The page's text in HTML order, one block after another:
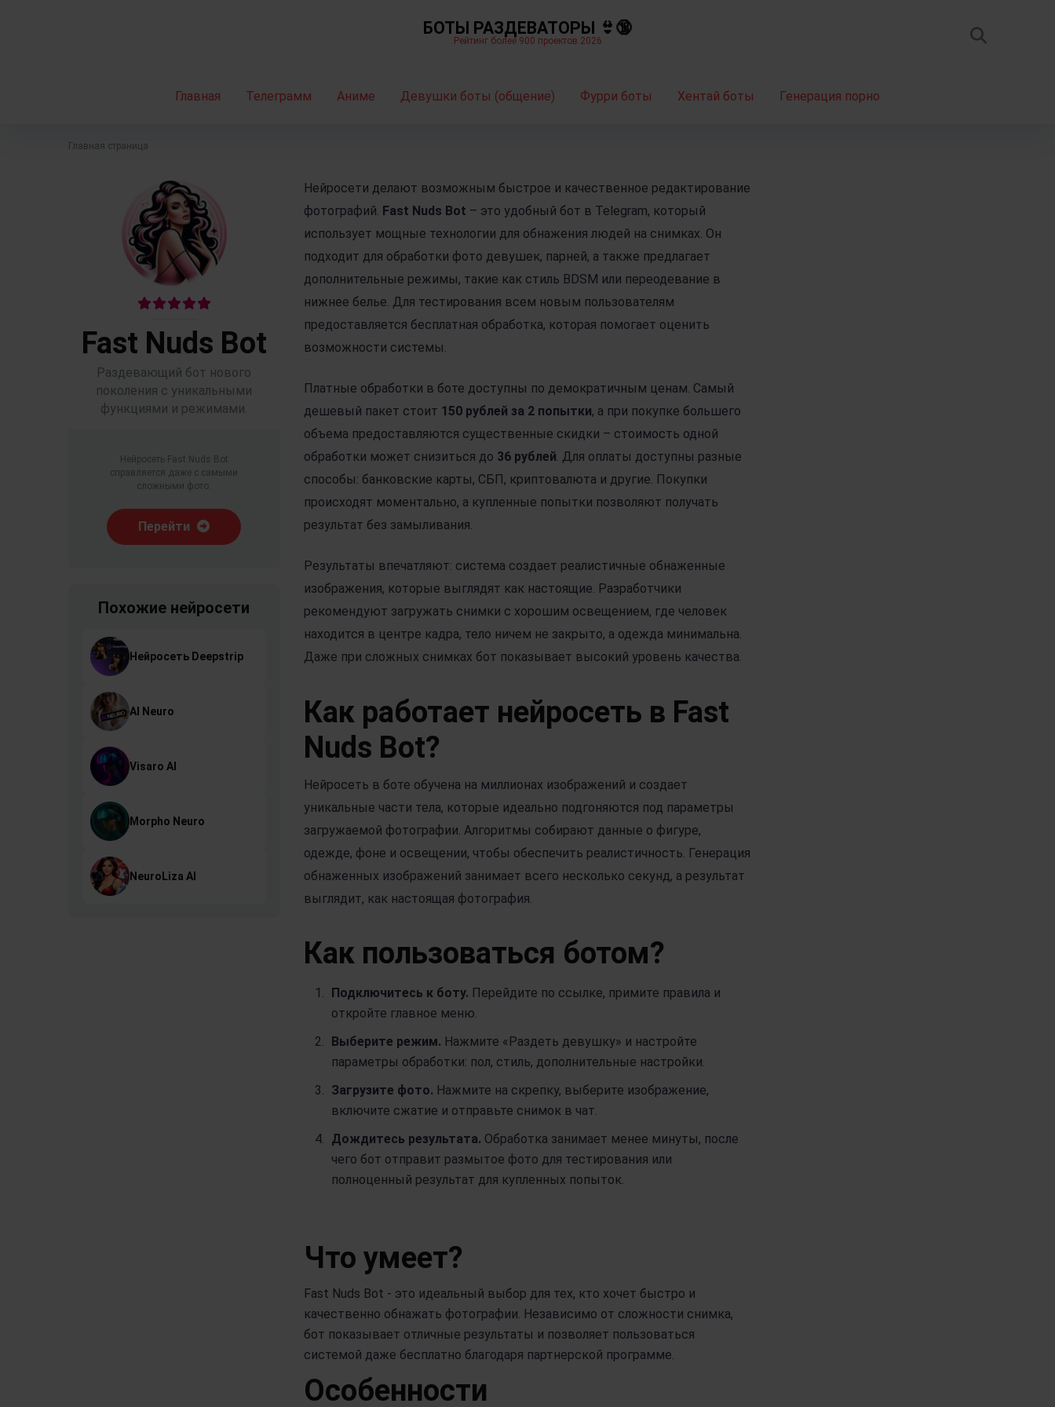
БОТЫ РАЗДЕВАТОРЫ 👙🔞
Рейтинг более 900 проектов 2026
Главная Телеграмм Аниме Девушки боты (общение) Фурри боты Хентай боты Генерация порно
Главная страница
Fast Nuds Bot
Раздевающий бот нового
поколения с уникальными
функциями и режимами.
Нейросеть Fast Nuds Bot
справляется даже с самыми
сложными фото.
Перейти
Похожие нейросети
Нейросеть Deepstrip
AI Neuro
Visaro AI
Morpho Neuro
NeuroLiza AI
Нейросети делают возможным быстрое и качественное редактирование
фотографий. Fast Nuds Bot – это удобный бот в Telegram, который
использует мощные технологии для обнажения людей на снимках. Он
подходит для обработки фото девушек, парней, а также предлагает
дополнительные режимы, такие как стиль BDSM или переодевание в
нижнее белье. Для тестирования всем новым пользователям
предоставляется бесплатная обработка, которая помогает оценить
возможности системы.
Платные обработки в боте доступны по демократичным ценам. Самый
дешевый пакет стоит 150 рублей за 2 попытки, а при покупке большего
объема предоставляются существенные скидки – стоимость одной
обработки может снизиться до 36 рублей. Для оплаты доступны разные
способы: банковские карты, СБП, криптовалюта и другие. Покупки
происходят моментально, а купленные попытки позволяют получать
результат без замыливания.
Результаты впечатляют: система создает реалистичные обнаженные
изображения, которые выглядят как настоящие. Разработчики
рекомендуют загружать снимки с хорошим освещением, где человек
находится в центре кадра, тело ничем не закрыто, а одежда минимальна.
Даже при сложных снимках бот показывает высокий уровень качества.
Как работает нейросеть в Fast
Nuds Bot?
Нейросеть в боте обучена на миллионах изображений и создает
уникальные части тела, которые идеально подгоняются под параметры
загружаемой фотографии. Алгоритмы собирают данные о фигуре,
одежде, фоне и освещении, чтобы обеспечить реалистичность. Генерация
обнаженных изображений занимает всего несколько секунд, а результат
выглядит, как настоящая фотография.
Как пользоваться ботом?
Подключитесь к боту. Перейдите по ссылке, примите правила и
откройте главное меню.
Выберите режим. Нажмите «Раздеть девушку» и настройте
параметры обработки: пол, стиль, дополнительные настройки.
Загрузите фото. Нажмите на скрепку, выберите изображение,
включите сжатие и отправьте снимок в чат.
Дождитесь результата. Обработка занимает менее минуты, после
чего бот отправит размытое фото для тестирования или
полноценный результат для купленных попыток.
Что умеет?
Fast Nuds Bot - это идеальный выбор для тех, кто хочет быстро и
качественно обнажать фотографии. Независимо от сложности снимка,
бот показывает отличные результаты и позволяет пользоваться
системой даже бесплатно благодаря партнерской программе.
Особенности